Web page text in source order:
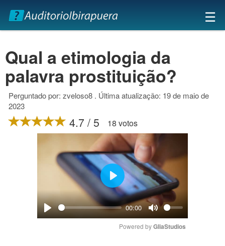
×
☰
Qual a etimologia da
palavra prostituição?
Perguntado por: zveloso8 . Última atualização: 19 de maio de
2023
4.7 / 5 18 votos
Play
00:00
Mute
Play
Powered by GliaStudios